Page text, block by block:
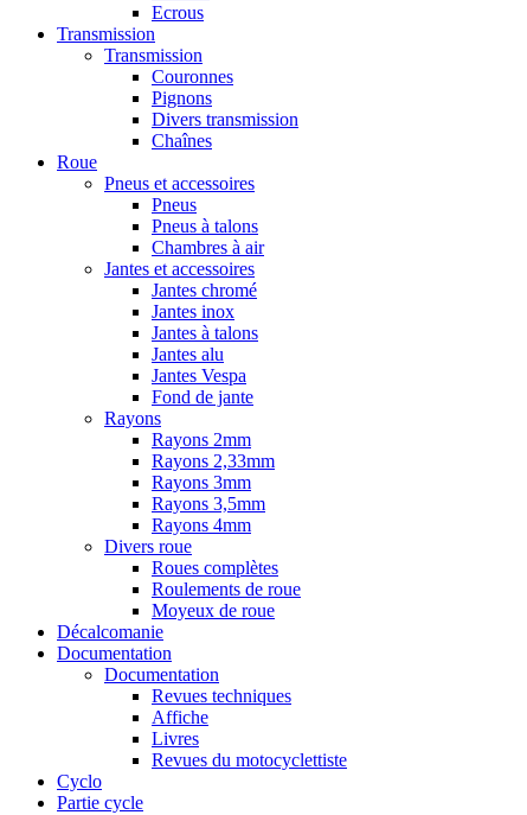
Ecrous
Transmission
Transmission
Couronnes
Pignons
Divers transmission
Chaînes
Roue
Pneus et accessoires
Pneus
Pneus à talons
Chambres à air
Jantes et accessoires
Jantes chromé
Jantes inox
Jantes à talons
Jantes alu
Jantes Vespa
Fond de jante
Rayons
Rayons 2mm
Rayons 2,33mm
Rayons 3mm
Rayons 3,5mm
Rayons 4mm
Divers roue
Roues complètes
Roulements de roue
Moyeux de roue
Décalcomanie
Documentation
Documentation
Revues techniques
Affiche
Livres
Revues du motocyclettiste
Cyclo
Partie cycle